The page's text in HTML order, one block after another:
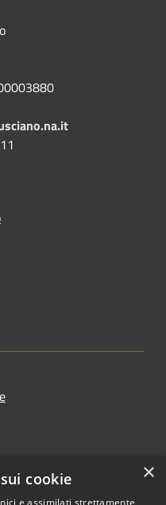
×
cookie
e assimilati strettamente